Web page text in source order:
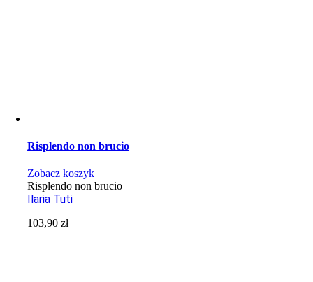
Risplendo non brucio
Zobacz koszyk
Risplendo non brucio
Ilaria Tuti
103,90zł